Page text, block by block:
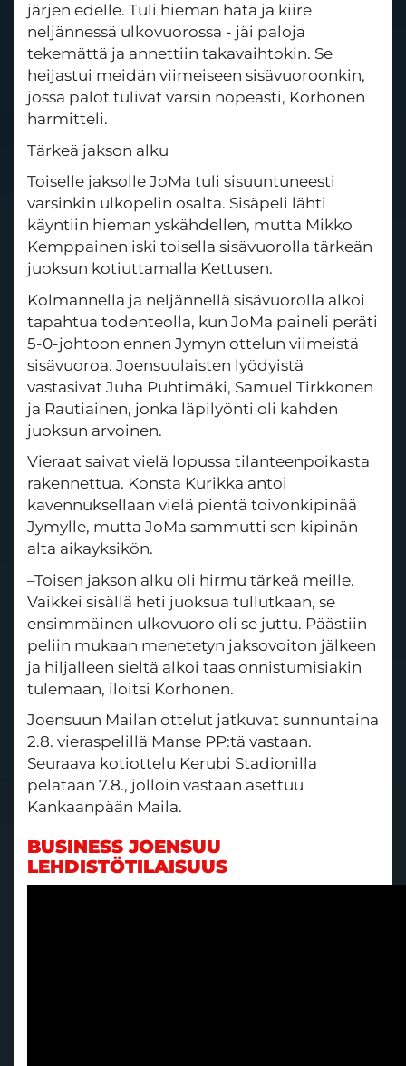
järjen edelle. Tuli hieman hätä ja kiire
neljännessä ulkovuorossa - jäi paloja
tekemättä ja annettiin takavaihtokin. Se
heijastui meidän viimeiseen sisävuoroonkin,
jossa palot tulivat varsin nopeasti, Korhonen
harmitteli.
Tärkeä jakson alku
Toiselle jaksolle JoMa tuli sisuuntuneesti
varsinkin ulkopelin osalta. Sisäpeli lähti
käyntiin hieman yskähdellen, mutta Mikko
Kemppainen iski toisella sisävuorolla tärkeän
juoksun kotiuttamalla Kettusen.
Kolmannella ja neljännellä sisävuorolla alkoi
tapahtua todenteolla, kun JoMa paineli peräti
5-0-johtoon ennen Jymyn ottelun viimeistä
sisävuoroa. Joensuulaisten lyödyistä
vastasivat Juha Puhtimäki, Samuel Tirkkonen
ja Rautiainen, jonka läpilyönti oli kahden
juoksun arvoinen.
Vieraat saivat vielä lopussa tilanteenpoikasta
rakennettua. Konsta Kurikka antoi
kavennuksellaan vielä pientä toivonkipinää
Jymylle, mutta JoMa sammutti sen kipinän
alta aikayksikön.
–Toisen jakson alku oli hirmu tärkeä meille.
Vaikkei sisällä heti juoksua tullutkaan, se
ensimmäinen ulkovuoro oli se juttu. Päästiin
peliin mukaan menetetyn jaksovoiton jälkeen
ja hiljalleen sieltä alkoi taas onnistumisiakin
tulemaan, iloitsi Korhonen.
Joensuun Mailan ottelut jatkuvat sunnuntaina
2.8. vieraspelillä Manse PP:tä vastaan.
Seuraava kotiottelu Kerubi Stadionilla
pelataan 7.8., jolloin vastaan asettuu
Kankaanpään Maila.
BUSINESS JOENSUU
LEHDISTÖTILAISUUS